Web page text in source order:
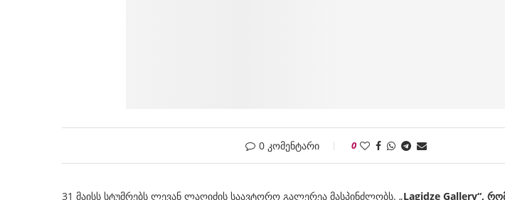
0 კომენტარი 0
31 მაისს სტუმრებს ლევან ლაღიძის საავტორო გალერეა მასპინძლობს. „Lagidze Gallery“,